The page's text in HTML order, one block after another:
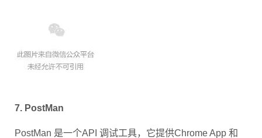
7. PostMan
PostMan 是一个API 调试工具，它提供Chrome App 和